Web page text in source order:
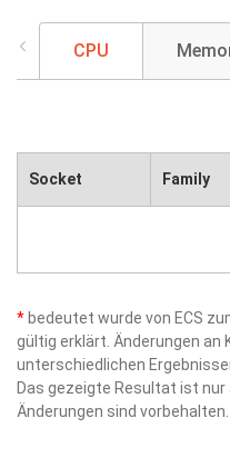
CPU
Socket Family
* bedeutet wurde von ECS
gültig erklärt. Änderungen an
unterschiedlichen
Das gezeigte Resultat ist
Änderungen sind vorbehalten.